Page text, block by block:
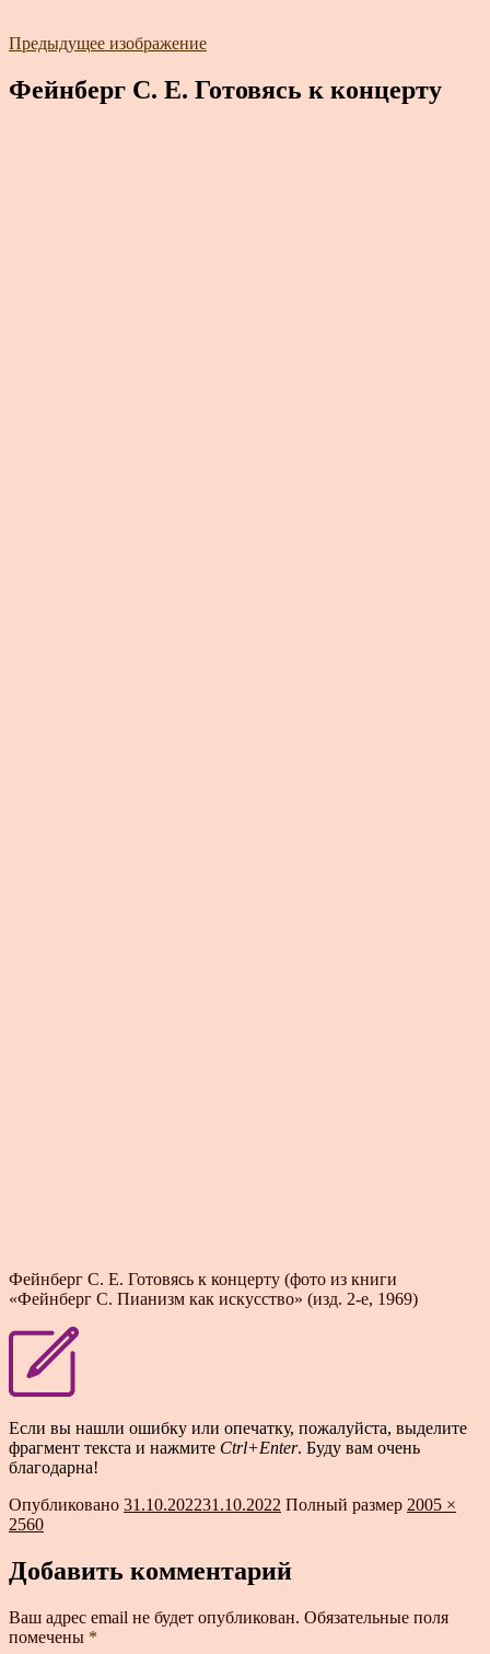
Предыдущее изображение
Фейнберг С. Е. Готовясь к концерту
Фейнберг С. Е. Готовясь к концерту (фото из книги
«Фейнберг С. Пианизм как искусство» (изд. 2-е, 1969)
Если вы нашли ошибку или опечатку, пожалуйста, выделите
фрагмент текста и нажмите Ctrl+Enter. Буду вам очень
благодарна!
Опубликовано 31.10.202231.10.2022 Полный размер 2005 ×
2560
Добавить комментарий
Ваш адрес email не будет опубликован. Обязательные поля
помечены *